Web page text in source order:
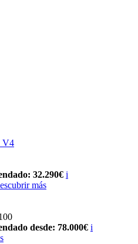
V4
32.290€ i
más
desde: 78.000€ i